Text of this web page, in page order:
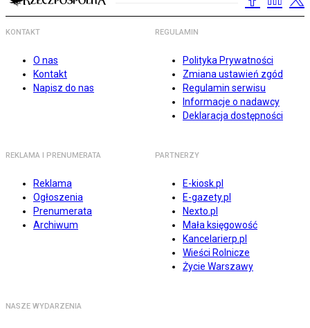
KONTAKT
O nas
Kontakt
Napisz do nas
REGULAMIN
Polityka Prywatności
Zmiana ustawień zgód
Regulamin serwisu
Informacje o nadawcy
Deklaracja dostępności
REKLAMA I PRENUMERATA
Reklama
Ogłoszenia
Prenumerata
Archiwum
PARTNERZY
E-kiosk.pl
E-gazety.pl
Nexto.pl
Mała księgowość
Kancelarierp.pl
Wieści Rolnicze
Życie Warszawy
NASZE WYDARZENIA